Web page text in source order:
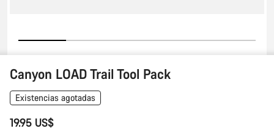
Canyon LOAD Trail Tool Pack
Existencias agotadas
19.95 US$